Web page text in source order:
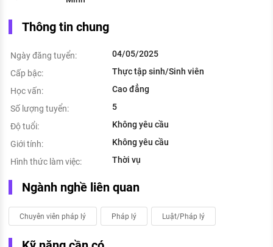
Thông tin chung
Ngày đăng tuyển:
04/05/2025
Cấp bậc:
Thực tập sinh/Sinh viên
Học vấn:
Cao đẳng
Số lượng tuyển:
5
Độ tuổi:
Không yêu cầu
Giới tính:
Không yêu cầu
Hình thức làm việc:
Thời vụ
Ngành nghề liên quan
Chuyên viên pháp lý Pháp lý Luật/Pháp lý